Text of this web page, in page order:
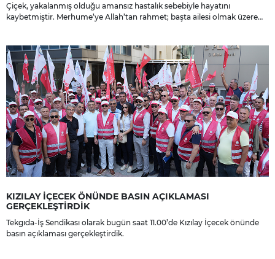
Çiçek, yakalanmış olduğu amansız hastalık sebebiyle hayatını
kaybetmiştir. Merhume’ye Allah’tan rahmet; başta ailesi olmak üzere
KIZILAY İÇECEK ÖNÜNDE BASIN AÇIKLAMASI
GERÇEKLEŞTİRDİK
Tekgıda-İş Sendikası olarak bugün saat 11.00’de Kızılay İçecek önünde
basın açıklaması gerçekleştirdik.